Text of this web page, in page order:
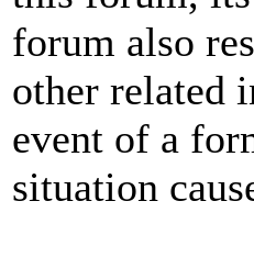
forum also
other related
event of a
situation